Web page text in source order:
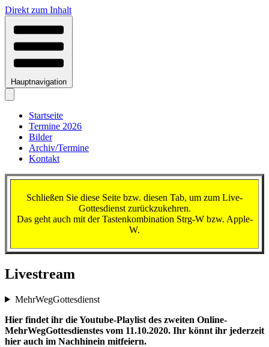
Direkt zum Inhalt
Hauptnavigation
Startseite
Termine 2026
Bilder
Archiv/Termine
Kontakt
Schließen Sie diese Seite bzw. diesen Tab, um zum Live-
Gottesdienst zurückzukehren.
Das geht auch mit der Tastenkombination Strg-W bzw. Apple-
W.
Livestream
MehrWegGottesdienst
Hier findet ihr die Youtube-Playlist des zweiten Online-
MehrWegGottesdienstes vom 11.10.2020. Ihr könnt ihr jederzeit
hier auch im Nachhinein mitfeiern.